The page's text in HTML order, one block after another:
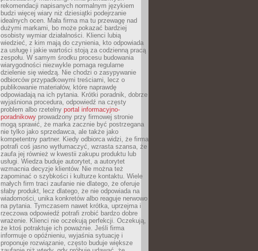
rekomendacji napisanych normalnym językiem
budzi więcej wiary niż dziesiątki podejrzanie
idealnych ocen. Mała firma ma tu przewagę nad
dużymi markami, bo może pokazać bardziej
osobisty wymiar działalności. Klienci lubią
wiedzieć, z kim mają do czynienia, kto odpowiada
za usługę i jakie wartości stoją za codzienną pracą
zespołu. W samym środku procesu budowania
wiarygodności niezwykle pomaga regularne
dzielenie się wiedzą. Nie chodzi o zasypywanie
odbiorców przypadkowymi treściami, lecz o
publikowanie materiałów, które naprawdę
odpowiadają na ich pytania. Krótki poradnik, dobrze
wyjaśniona procedura, odpowiedź na częsty
problem albo rzetelny portal informacyjno-
poradnikowy prowadzony przy firmowej stronie
mogą sprawić, że marka zacznie być postrzegana
nie tylko jako sprzedawca, ale także jako
kompetentny partner. Kiedy odbiorca widzi, że firma
potrafi coś jasno wytłumaczyć, wzrasta szansa, że
zaufa jej również w kwestii zakupu produktu lub
usługi. Wiedza buduje autorytet, a autorytet
wzmacnia decyzje klientów. Nie można też
zapominać o szybkości i kulturze kontaktu. Wiele
małych firm traci zaufanie nie dlatego, że oferuje
słaby produkt, lecz dlatego, że nie odpowiada na
wiadomości, unika konkretów albo reaguje nerwowo
na pytania. Tymczasem nawet krótka, uprzejma i
rzeczowa odpowiedź potrafi zrobić bardzo dobre
wrażenie. Klienci nie oczekują perfekcji. Oczekują,
że ktoś potraktuje ich poważnie. Jeśli firma
informuje o opóźnieniu, wyjaśnia sytuację i
proponuje rozwiązanie, często buduje większe